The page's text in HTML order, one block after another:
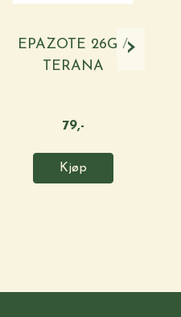
EPAZOTE 26G /
TERANA
79,-
Kjøp
›